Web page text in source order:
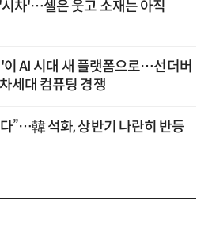
차'…셀은 웃고 소재는 아직
이 AI 시대 새 플랫폼으로…선더버
세대 컴퓨팅 경쟁
”…韓 석화, 상반기 나란히 반등